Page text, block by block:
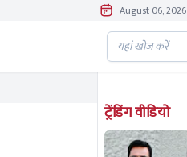
August 06, 2026
ट्रेंडिंग वीडियो